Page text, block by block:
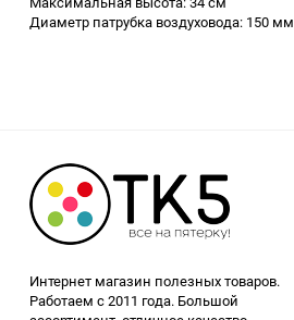
Диаметр патрубка воздуховода: 150 мм
Интернет магазин полезных товаров.
Работаем с 2011 года. Большой